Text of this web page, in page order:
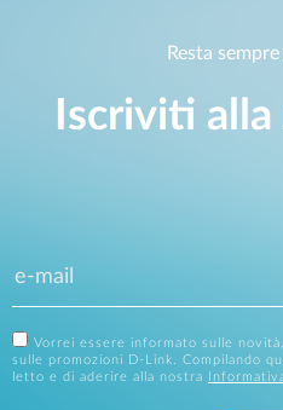
Resta
Iscriviti
Vorrei essere informato sulle
sulle promozioni D-Link. Compilando
letto e di aderire alla nostra